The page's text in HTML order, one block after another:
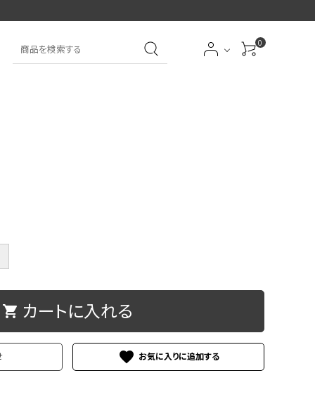
限定品
アイシャドーブラシ
ケース 洗浄剤・その他
0
shopping_cart カートに入れる
favorite